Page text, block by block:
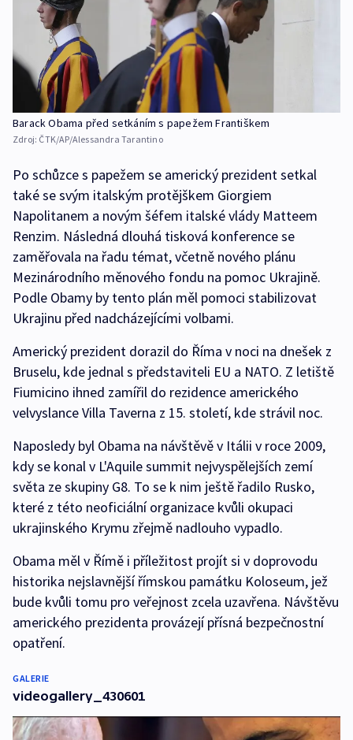
Barack Obama před setkáním s papežem Františkem
Zdroj: ČTK/AP/Alessandra Tarantino
Po schůzce s papežem se americký prezident setkal
také se svým italským protějškem Giorgiem
Napolitanem a novým šéfem italské vlády Matteem
Renzim. Následná dlouhá tisková konference se
zaměřovala na řadu témat, včetně nového plánu
Mezinárodního měnového fondu na pomoc Ukrajině.
Podle Obamy by tento plán měl pomoci stabilizovat
Ukrajinu před nadcházejícími volbami.
Americký prezident dorazil do Říma v noci na dnešek z
Bruselu, kde jednal s představiteli EU a NATO. Z letiště
Fiumicino ihned zamířil do rezidence amerického
velvyslance Villa Taverna z 15. století, kde strávil noc.
Naposledy byl Obama na návštěvě v Itálii v roce 2009,
kdy se konal v L'Aquile summit nejvyspělejších zemí
světa ze skupiny G8. To se k nim ještě řadilo Rusko,
které z této neoficiální organizace kvůli okupaci
ukrajinského Krymu zřejmě nadlouho vypadlo.
Obama měl v Římě i příležitost projít si v doprovodu
historika nejslavnější římskou památku Koloseum, jež
bude kvůli tomu pro veřejnost zcela uzavřena. Návštěvu
amerického prezidenta provázejí přísná bezpečnostní
opatření.
GALERIE
videogallery_430601